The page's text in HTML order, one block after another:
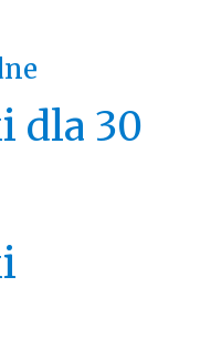
dla 30